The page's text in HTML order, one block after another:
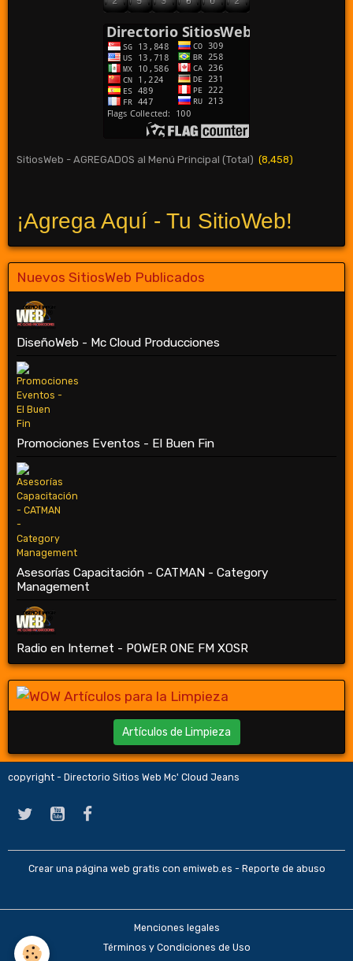
SitiosWeb - AGREGADOS al Menú Principal (Total) (8,458)
¡Agrega Aquí - Tu SitioWeb!
Nuevos SitiosWeb Publicados
DiseñoWeb - Mc Cloud Producciones
Promociones Eventos - El Buen Fin
Asesorías Capacitación - CATMAN - Category
Management
Radio en Internet - POWER ONE FM XOSR
Artículos de Limpieza
copyright - Directorio Sitios Web Mc' Cloud Jeans
Crear una página web gratis con emiweb.es - Reporte de abuso
Menciones legales
Términos y Condiciones de Uso